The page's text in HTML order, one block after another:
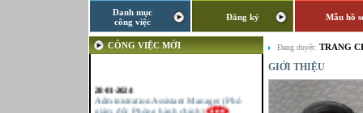
Danh mục
công việc
Đăng ký Mẫu hồ
CÔNG VIỆC MỚI
Administration Assistant Manager (Phó
giám đốc Phòng hành chính)
Đang duyệt: TRANG
GIỚI THIỆU